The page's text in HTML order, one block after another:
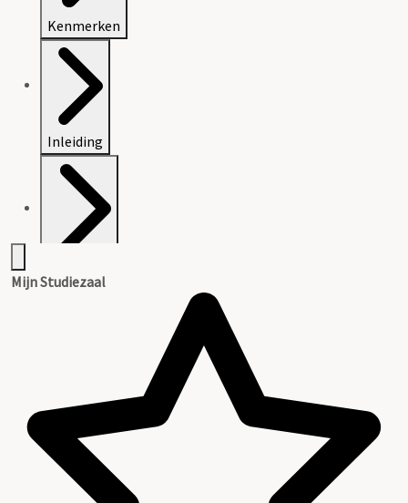
Kenmerken
Inleiding
Mijn Studiezaal